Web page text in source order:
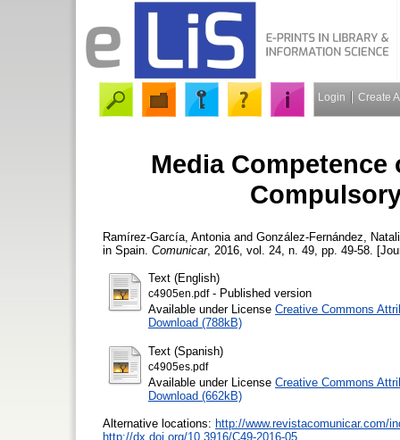
Login Create
Media
Ramírez-García, Antonia and González-Fernández,
in Spain. Comunicar, 2016, vol. 24, n. 49, pp. 49-58.
Text (English)
c4905en.pdf- Published version
Available under License Creative Commons
Download (788kB)
Text (Spanish)
c4905es.pdf
Available under License Creative Commons
Download (662kB)
Alternative locations: http://www.revistacomunicar.com/
http://dx.doi.org/10.3916/C49-2016-05